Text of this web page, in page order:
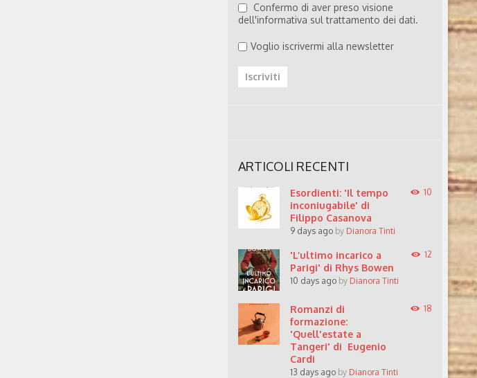
Confermo di aver preso visione
dell'informativa sul trattamento dei dati.
Voglio iscrivermi alla newsletter
ARTICOLI RECENTI
Esordienti: 'Il tempo
inconiugabile' di
Filippo Casanova
9 days ago by Dianora Tinti
10
'L’ultimo incarico a
Parigi' di Rhys Bowen
10 days ago by Dianora Tinti
12
Romanzi di
formazione:
'Quell'estate a
Tangeri' di Eugenio
Cardi
13 days ago by Dianora Tinti
18